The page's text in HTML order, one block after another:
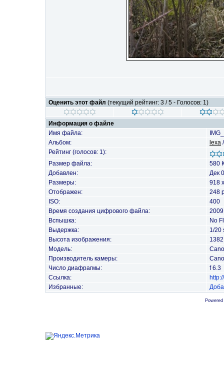
Оценить этот файл (текущий рейтинг: 3 / 5 - Голосов: 1)
Информация о файле
Имя файла:
Альбом:
lexa
Рейтинг (голосов: 1):
Размер файла:
580
Добавлен:
Дек
Размеры:
918
Отображен:
248
ISO:
400
Время создания цифрового файла:
Вспышка:
No
Выдержка:
1/20
Высота изображения:
Модель:
Производитель камеры:
Число диафрагмы:
f 6.3
Ссылка:
Избранные: